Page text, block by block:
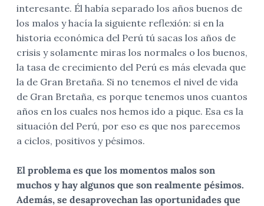
interesante. Él había separado los años buenos de
los malos y hacía la siguiente reflexión: si en la
historia económica del Perú tú sacas los años de
crisis y solamente miras los normales o los buenos,
la tasa de crecimiento del Perú es más elevada que
la de Gran Bretaña. Si no tenemos el nivel de vida
de Gran Bretaña, es porque tenemos unos cuantos
años en los cuales nos hemos ido a pique. Esa es la
situación del Perú, por eso es que nos parecemos
a ciclos, positivos y pésimos.
El problema es que los momentos malos son
muchos y hay algunos que son realmente pésimos.
Además, se desaprovechan las oportunidades que